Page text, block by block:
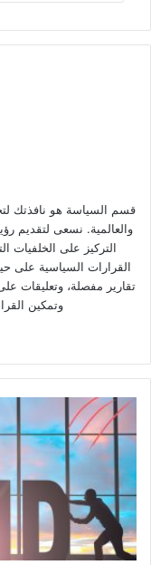
قسم السياسة هو نافذتك
والعالمية. نسعى لتقديم
التركيز على الخلفيات
القرارات السياسية على
تقارير مفصلة، وتعليقات
وتمكين